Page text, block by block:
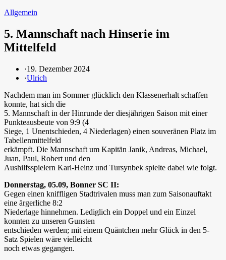
Allgemein
5. Mannschaft nach Hinserie im
Mittelfeld
·19. Dezember 2024
·Ulrich
Nachdem man im Sommer glücklich den Klassenerhalt schaffen
konnte, hat sich die
5. Mannschaft in der Hinrunde der diesjährigen Saison mit einer
Punkteausbeute von 9:9 (4
Siege, 1 Unentschieden, 4 Niederlagen) einen souveränen Platz im
Tabellenmittelfeld
erkämpft. Die Mannschaft um Kapitän Janik, Andreas, Michael,
Juan, Paul, Robert und den
Aushilfsspielern Karl-Heinz und Tursynbek spielte dabei wie folgt.
Donnerstag, 05.09, Bonner SC II:
Gegen einen kniffligen Stadtrivalen muss man zum Saisonauftakt
eine ärgerliche 8:2
Niederlage hinnehmen. Lediglich ein Doppel und ein Einzel
konnten zu unseren Gunsten
entschieden werden; mit einem Quäntchen mehr Glück in den 5-
Satz Spielen wäre vielleicht
noch etwas gegangen.